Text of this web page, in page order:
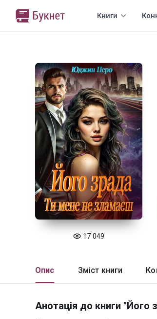
Книги
17 049
Опис Зміст книги
Анотація до книги